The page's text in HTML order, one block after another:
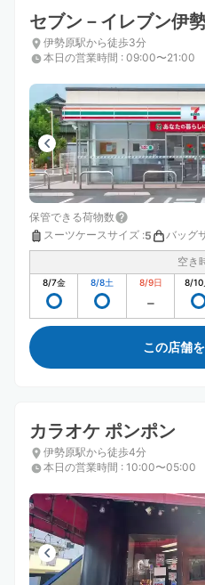
セブン－イレブン伊
伊勢原駅から徒歩3分
本日の営業時間 : 09:00〜21:00
保管できる荷物数
スーツケースサイズ :5 バッグ
空き
8/7金 8/8土 8/9日 8/10
この店舗
カラオケ ポンポン
伊勢原駅から徒歩4分
本日の営業時間 : 10:00〜05:00